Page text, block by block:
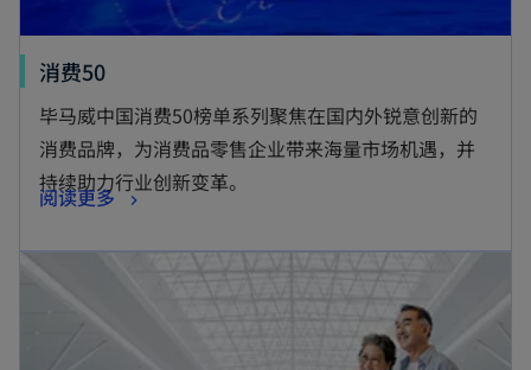
消费50
毕马威中国消费50榜单系列聚焦在国内外锐意创新的
消费品牌，为消费品零售企业带来海量市场机遇，并
持续助力行业创新变革。
阅读更多